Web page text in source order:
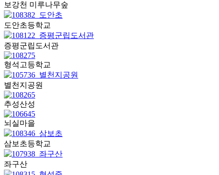
보강천 미루나무숲
도안초등학교
증평군립도서관
형석고등학교
별천지공원
추성산성
뇌실마을
삼보초등학교
좌구산